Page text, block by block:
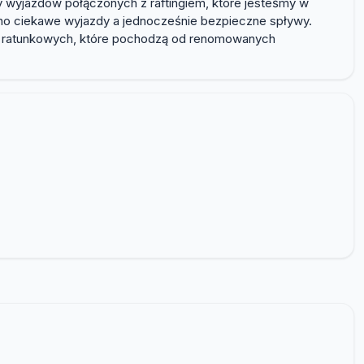
ciekawe wyjazdy a jednocześnie bezpieczne spływy.
które pochodzą od renomowanych